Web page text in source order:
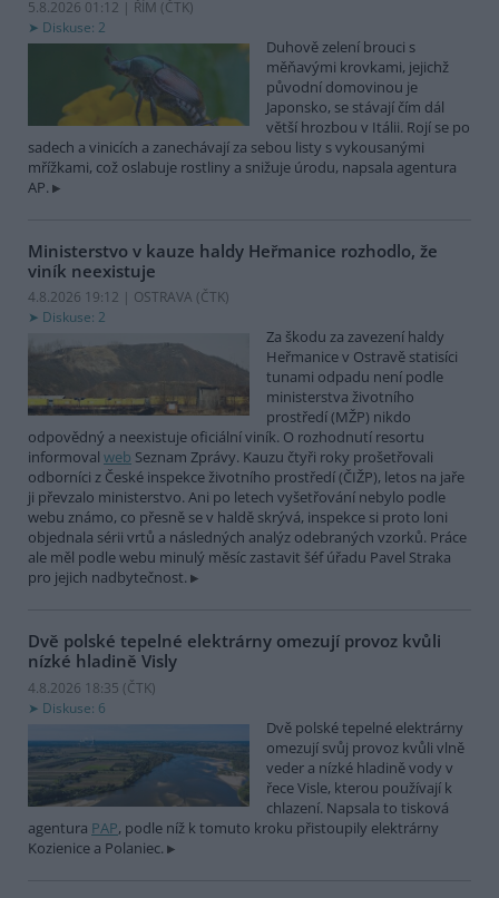
5.8.2026 01:12 | ŘÍM (ČTK)
Diskuse: 2
Duhově zelení brouci s
měňavými krovkami, jejichž
původní domovinou je
Japonsko, se stávají čím dál
větší hrozbou v Itálii. Rojí se po
sadech a vinicích a zanechávají za sebou listy s vykousanými
mřížkami, což oslabuje rostliny a snižuje úrodu, napsala agentura
AP.
Ministerstvo v kauze haldy Heřmanice rozhodlo, že
viník neexistuje
4.8.2026 19:12 | OSTRAVA (ČTK)
Diskuse: 2
Za škodu za zavezení haldy
Heřmanice v Ostravě statisíci
tunami odpadu není podle
ministerstva životního
prostředí (MŽP) nikdo
odpovědný a neexistuje oficiální viník. O rozhodnutí resortu
informoval web Seznam Zprávy. Kauzu čtyři roky prošetřovali
odborníci z České inspekce životního prostředí (ČIŽP), letos na jaře
ji převzalo ministerstvo. Ani po letech vyšetřování nebylo podle
webu známo, co přesně se v haldě skrývá, inspekce si proto loni
objednala sérii vrtů a následných analýz odebraných vzorků. Práce
ale měl podle webu minulý měsíc zastavit šéf úřadu Pavel Straka
pro jejich nadbytečnost.
Dvě polské tepelné elektrárny omezují provoz kvůli
nízké hladině Visly
4.8.2026 18:35 (ČTK)
Diskuse: 6
Dvě polské tepelné elektrárny
omezují svůj provoz kvůli vlně
veder a nízké hladině vody v
řece Visle, kterou používají k
chlazení. Napsala to tisková
agentura PAP, podle níž k tomuto kroku přistoupily elektrárny
Kozienice a Polaniec.